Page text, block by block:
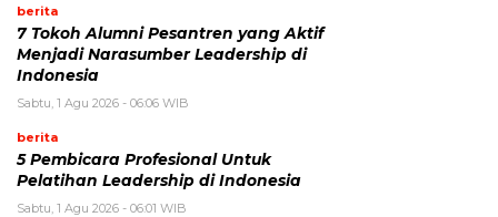
berita
7 Tokoh Alumni Pesantren yang Aktif
Menjadi Narasumber Leadership di
Indonesia
Sabtu, 1 Agu 2026 - 06:06 WIB
berita
5 Pembicara Profesional Untuk
Pelatihan Leadership di Indonesia
Sabtu, 1 Agu 2026 - 06:01 WIB